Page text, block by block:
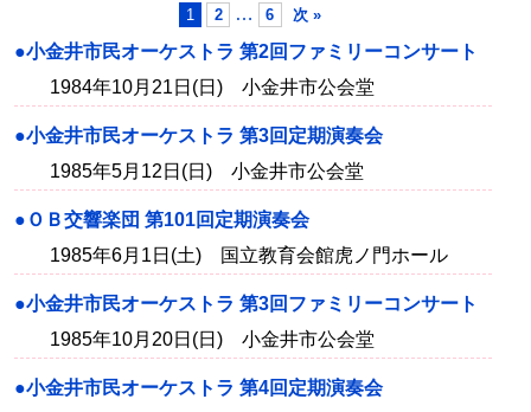
1 2 … 6 次 »
●小金井市民オーケストラ 第2回ファミリーコンサート
1984年10月21日(日) 小金井市公会堂
●小金井市民オーケストラ 第3回定期演奏会
1985年5月12日(日) 小金井市公会堂
●ＯＢ交響楽団 第101回定期演奏会
1985年6月1日(土) 国立教育会館虎ノ門ホール
●小金井市民オーケストラ 第3回ファミリーコンサート
1985年10月20日(日) 小金井市公会堂
●小金井市民オーケストラ 第4回定期演奏会